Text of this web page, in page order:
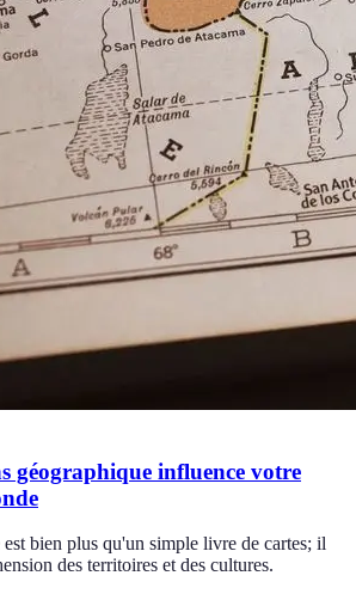
géographique influence votre
bien plus qu'un simple livre de cartes; il
des territoires et des cultures.